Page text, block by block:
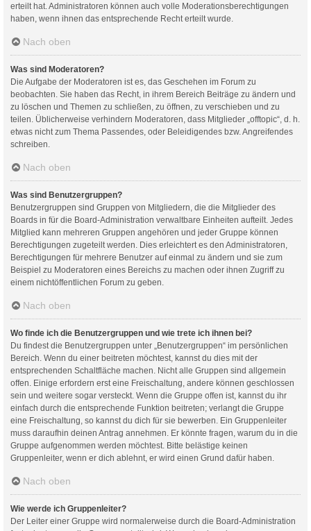
erteilt hat. Administratoren können auch volle Moderationsberechtigungen
haben, wenn ihnen das entsprechende Recht erteilt wurde.
Nach oben
Was sind Moderatoren?
Die Aufgabe der Moderatoren ist es, das Geschehen im Forum zu
beobachten. Sie haben das Recht, in ihrem Bereich Beiträge zu ändern und
zu löschen und Themen zu schließen, zu öffnen, zu verschieben und zu
teilen. Üblicherweise verhindern Moderatoren, dass Mitglieder „offtopic“, d. h.
etwas nicht zum Thema Passendes, oder Beleidigendes bzw. Angreifendes
schreiben.
Nach oben
Was sind Benutzergruppen?
Benutzergruppen sind Gruppen von Mitgliedern, die die Mitglieder des
Boards in für die Board-Administration verwaltbare Einheiten aufteilt. Jedes
Mitglied kann mehreren Gruppen angehören und jeder Gruppe können
Berechtigungen zugeteilt werden. Dies erleichtert es den Administratoren,
Berechtigungen für mehrere Benutzer auf einmal zu ändern und sie zum
Beispiel zu Moderatoren eines Bereichs zu machen oder ihnen Zugriff zu
einem nichtöffentlichen Forum zu geben.
Nach oben
Wo finde ich die Benutzergruppen und wie trete ich ihnen bei?
Du findest die Benutzergruppen unter „Benutzergruppen“ im persönlichen
Bereich. Wenn du einer beitreten möchtest, kannst du dies mit der
entsprechenden Schaltfläche machen. Nicht alle Gruppen sind allgemein
offen. Einige erfordern erst eine Freischaltung, andere können geschlossen
sein und weitere sogar versteckt. Wenn die Gruppe offen ist, kannst du ihr
einfach durch die entsprechende Funktion beitreten; verlangt die Gruppe
eine Freischaltung, so kannst du dich für sie bewerben. Ein Gruppenleiter
muss daraufhin deinen Antrag annehmen. Er könnte fragen, warum du in die
Gruppe aufgenommen werden möchtest. Bitte belästige keinen
Gruppenleiter, wenn er dich ablehnt, er wird einen Grund dafür haben.
Nach oben
Wie werde ich Gruppenleiter?
Der Leiter einer Gruppe wird normalerweise durch die Board-Administration